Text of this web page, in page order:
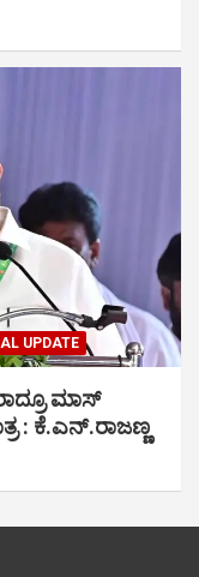
UPDATE
ಮಾಸ್
: ಕೆ.ಎನ್.ರಾಜಣ್ಣ